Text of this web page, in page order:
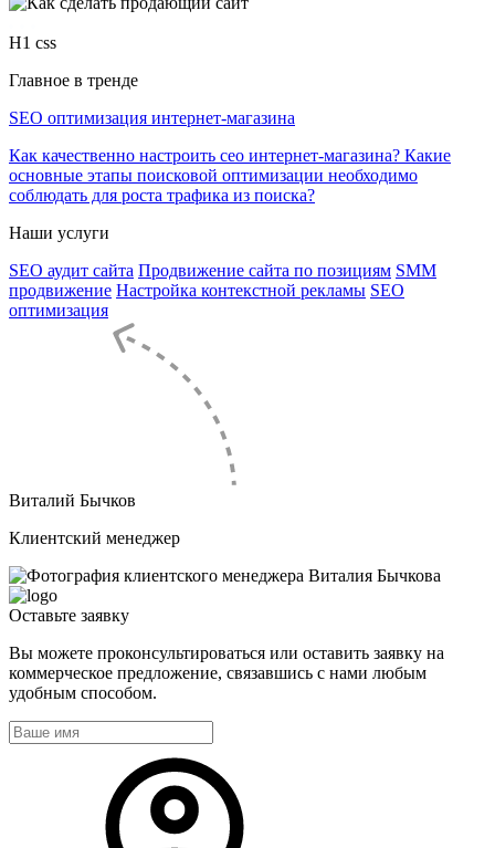
H1 css
Главное в тренде
SEO оптимизация интернет-магазина
Как качественно настроить сео интернет-магазина? Какие
основные этапы поисковой оптимизации необходимо
соблюдать для роста трафика из поиска?
Наши услуги
SEO аудит сайта Продвижение сайта по позициям SMM
продвижение Настройка контекстной рекламы SEO
оптимизация
Виталий Бычков
Клиентский менеджер
Оставьте заявку
Вы можете проконсультироваться или оставить заявку на
коммерческое предложение, связавшись с нами любым
удобным способом.